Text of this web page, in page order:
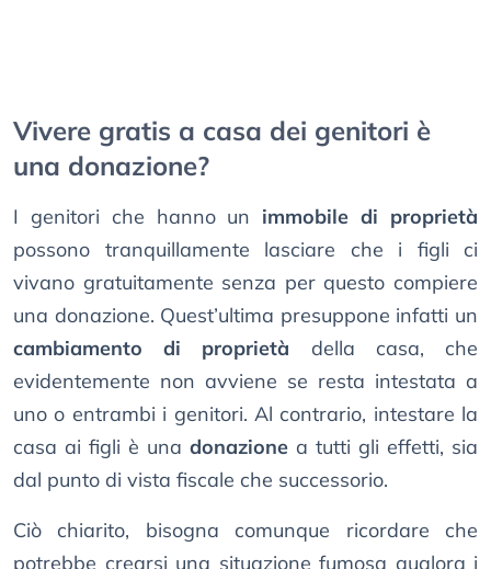
Vivere gratis a casa dei genitori è
una donazione?
I genitori che hanno un immobile di proprietà
possono tranquillamente lasciare che i figli ci
vivano gratuitamente senza per questo compiere
una donazione. Quest’ultima presuppone infatti un
cambiamento di proprietà della casa, che
evidentemente non avviene se resta intestata a
uno o entrambi i genitori. Al contrario, intestare la
casa ai figli è una donazione a tutti gli effetti, sia
dal punto di vista fiscale che successorio.
Ciò chiarito, bisogna comunque ricordare che
potrebbe crearsi una situazione fumosa qualora i